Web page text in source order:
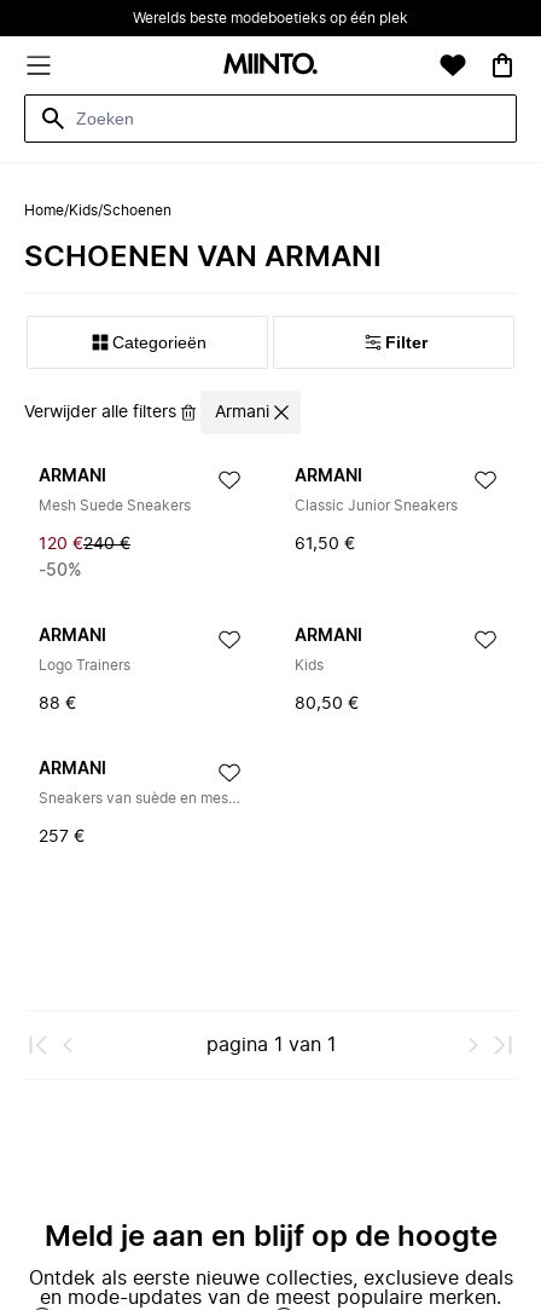
Werelds beste modeboetieks op één plek
Home/Kids/Schoenen
SCHOENEN VAN ARMANI
Categorieën Filter
Verwijder alle filters Armani
ARMANI
Mesh Suede Sneakers
120 €240 €
-50%
ARMANI
Classic Junior Sneakers
61,50 €
ARMANI
Logo Trainers
88 €
ARMANI
Kids
80,50 €
ARMANI
Sneakers van suède en mesh met adelaar
257 €
pagina 1 van 1
Meld je aan en blijf op de hoogte
Ontdek als eerste nieuwe collecties, exclusieve deals
en mode-updates van de meest populaire merken.